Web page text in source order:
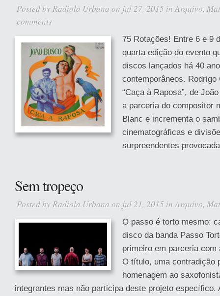
Posted by Radiola Urbana on jul 27, 2015 inArquivo,
comments
75 Rotações! Entre 6 e 9
quarta edição do evento
discos lançados há 40
contemporâneos.
“Caça à Raposa”, de
a parceria do compositor
Blanc e incrementa o
cinematográficas e
surpreendentes
Sem tropeço
Posted by Radiola Urbana on jul 21, 2015 inArquivo,
O passo é torto mesmo:
disco da banda Passo
primeiro em parceria
O título, uma contradição
homenagem ao
integrantes mas não participa deste projeto específico.